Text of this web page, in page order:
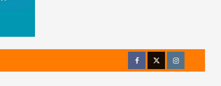
FacebookTwitterInstagram